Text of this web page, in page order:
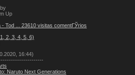
Up
- Tod ... 23610 visitas comentГЎrios
2, 3, 4, 5, 6)
16:44)
Naruto Next Generations